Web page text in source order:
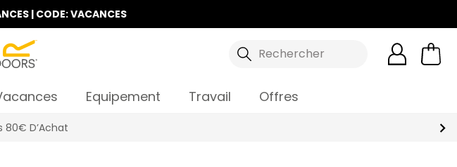
| CODE: VACANCES
Rechercher
Equipement Travail Offres
80€ D’Achat